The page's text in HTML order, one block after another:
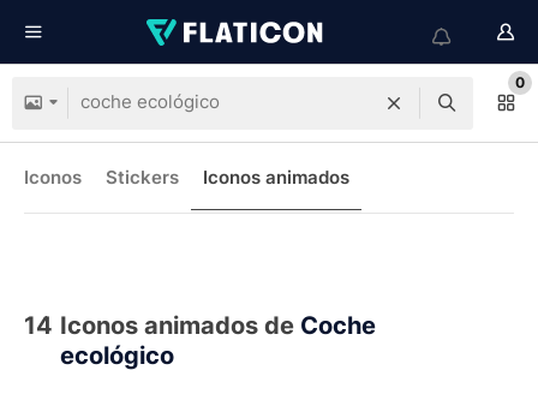
0
Iconos Stickers Iconos animados
14 Iconos animados de Coche
ecológico